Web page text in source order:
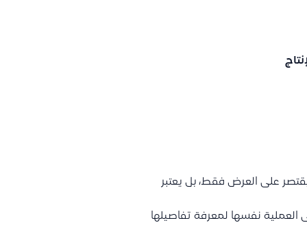
يقتصر على العرض فقط، بل يعتبر
نفسها لمعرفة تفاصيلها